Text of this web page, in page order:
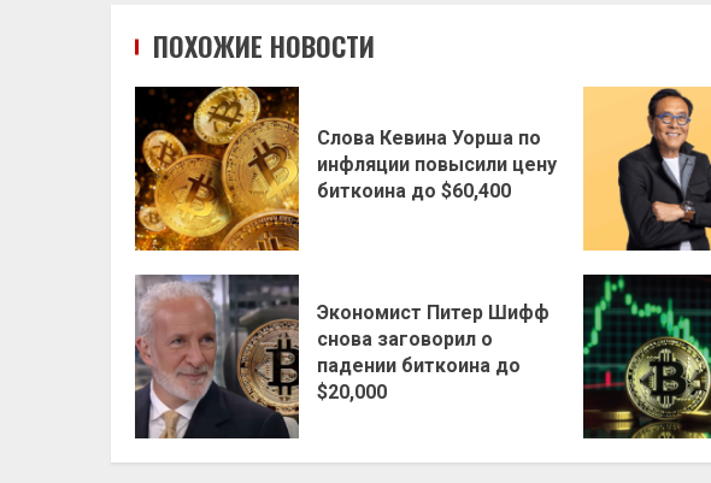
ПОХОЖИЕ НОВОСТИ
Слова Кевина Уорша по
инфляции повысили цену
биткоина до $60,400
Экономист Питер Шифф
снова заговорил о
падении биткоина до
$20,000